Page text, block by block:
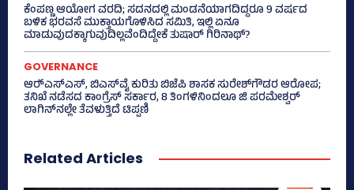
ಕೆಂಪಣ್ಣ ಆಯೋಗ ವರದಿ; ಸದನದಲ್ಲಿ ಮಂಡನೆಯಾಗದಿದ್ದರೂ 9 ವರ್ಷದ
ಬಳಿಕ ಭರವಸೆ ಮುಕ್ತಾಯಗೊಳಿಸಿದ ಸಮಿತಿ, ಇಲ್ಲಿ ಏನೂ
ಮಾಡುವುದಕ್ಕಾಗುವುದಿಲ್ಲವೆಂದಿದ್ದೇಕೆ ತುಷಾರ್ ಗಿರಿನಾಥ್?
GOVERNANCE
ಆರ್‍‌ಎಸ್‌ಎಸ್‌, ಬಿಎಸ್‌ವೈ ಕುರಿತು ಬಿಜೆಪಿ ಶಾಸಕ ಸುರೇಶ್‌ಗೌಡರ ಆರೋಪ;
ತನಿಖೆ ನಡೆಸದ ಕಾಂಗ್ರೆಸ್‌ ಸರ್ಕಾರ, 8 ತಿಂಗಳಿನಿಂದಲೂ ಜಿ ಪರಮೇಶ್ವರ್
ಲಾಗಿನ್‌ನಲ್ಲೇ ತೆವಳುತ್ತಿದೆ ಟಿಪ್ಪಣಿ
Related Articles